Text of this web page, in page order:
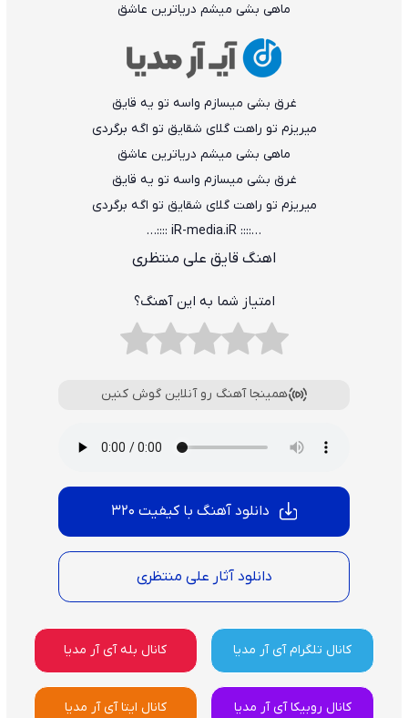
ماهی بشی میشم دریاترین عاشق
غرق بشی میسازم واسه تو یه قایق
میریزم تو راهت گلای شقایق تو اگه برگردی
ماهی بشی میشم دریاترین عاشق
غرق بشی میسازم واسه تو یه قایق
میریزم تو راهت گلای شقایق تو اگه برگردی
…:::: iR-media.iR ::::…
اهنگ قایق علی منتظری
امتیاز شما به این آهنگ؟
همینجا آهنگ رو آنلاین گوش کنین
دانلود آهنگ با کیفیت 320
دانلود آثار علی منتظری
کانال تلگرام آی آر مدیا کانال بله آی آر مدیا
کانال روبیکا آی آر مدیا کانال ایتا آی آر مدیا